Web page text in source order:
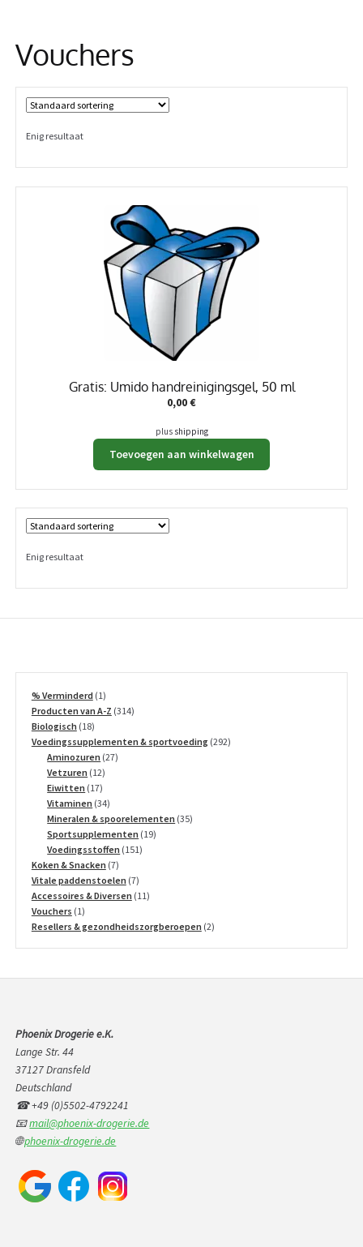
Vouchers
Enig resultaat
Gratis: Umido handreinigingsgel, 50 ml
0,00€
plus shipping
Toevoegen aan winkelwagen
Enig resultaat
% Verminderd 11
product
Producten van A-Z 314314
Biologisch 1818
producten
Voedingssupplementen & sportvoeding 292292
Aminozuren 2727
Vetzuren 1212
producten
Eiwitten 1717
producten
Vitaminen 3434
producten
Mineralen & spoorelementen 3535
Sportsupplementen 1919
Voedingsstoffen 151151
Koken & Snacken 77
producten
Vitale paddenstoelen 77
producten
Accessoires & Diversen 1111
Vouchers 11
product
Resellers & gezondheidszorgberoepen 22
Phoenix Drogerie e.K.
Lange Str. 44
37127 Dransfeld
Deutschland
☎ +49 (0)5502-4792241
📧mail@phoenix-drogerie.de
🌐phoenix-drogerie.de